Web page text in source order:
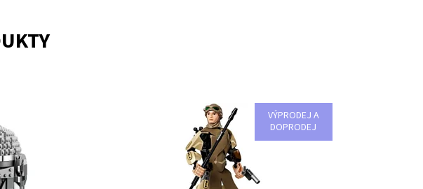
helmy z
VÝPRODEJ A
DOPRODEJ
Přehrávej si napínavý souboj tváří v tvář s touto
sestavitelnou a vysoce pohyblivou figurkou Rey!
Skladem>3